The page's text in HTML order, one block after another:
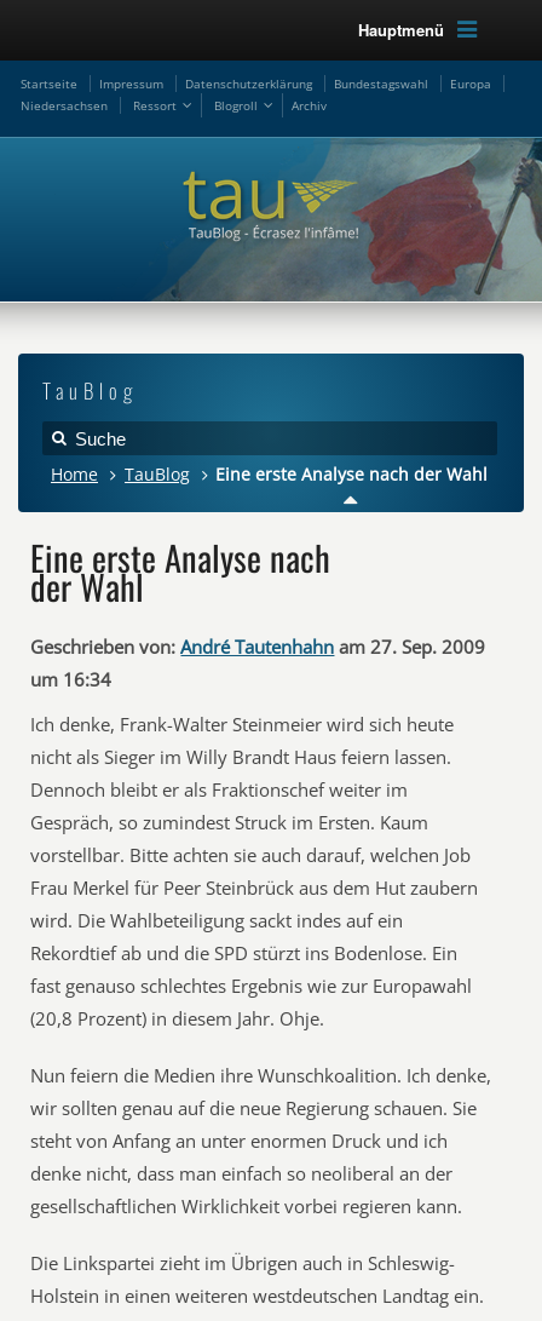
Hauptmenü
Startseite Impressum Datenschutzerklärung Bundestagswahl
Europa
Niedersachsen
Ressort Blogroll Archiv
TauBlog
Home TauBlog Eine erste Analyse nach der Wahl
Eine erste Analyse nach
der Wahl
Geschrieben von: André Tautenhahn am 27. Sep. 2009
um 16:34
Ich denke, Frank-Walter Steinmeier wird sich heute
nicht als Sieger im Willy Brandt Haus feiern lassen.
Dennoch bleibt er als Fraktionschef weiter im
Gespräch, so zumindest Struck im Ersten. Kaum
vorstellbar. Bitte achten sie auch darauf, welchen Job
Frau Merkel für Peer Steinbrück aus dem Hut zaubern
wird. Die Wahlbeteiligung sackt indes auf ein
Rekordtief ab und die SPD stürzt ins Bodenlose. Ein
fast genauso schlechtes Ergebnis wie zur Europawahl
(20,8 Prozent) in diesem Jahr. Ohje.
Nun feiern die Medien ihre Wunschkoalition. Ich denke,
wir sollten genau auf die neue Regierung schauen. Sie
steht von Anfang an unter enormen Druck und ich
denke nicht, dass man einfach so neoliberal an der
gesellschaftlichen Wirklichkeit vorbei regieren kann.
Die Linkspartei zieht im Übrigen auch in Schleswig-
Holstein in einen weiteren westdeutschen Landtag ein.